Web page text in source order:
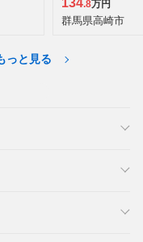
134.8万円
群馬県高崎市
っと見る